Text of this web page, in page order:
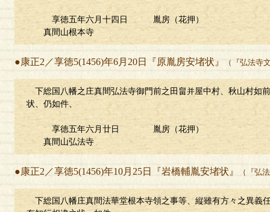
享徳五年六月十四日 胤房（花押）
真間山根本寺
●康正2／享徳5(1456)年6月20日『原胤房安堵状』 （『弘法寺
下総国八幡之庄真間弘法寺御門前之田畠并屋中村、秋山村如
状、仍如件、
享徳五年六月廿日 胤房（花押）
真間山弘法寺
●康正2／享徳5(1456)年10月25日『岩橋輔胤安堵状』 （『弘
下総国八幡庄真間法華堂根本寺領之事等、縦雖有方々之異義